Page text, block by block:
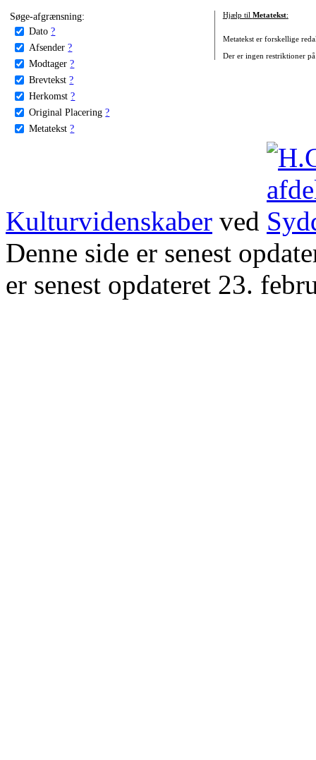
Søge-afgrænsning:
Dato ?
Afsender ?
Modtager ?
Brevtekst ?
Herkomst ?
Original Placering ?
Metatekst ?
Hjælp til Metatekst:
Metatekst er forskellige
Der er ingen restriktioner
Kulturvidenskaber ved
Denne side er senest
er senest opdateret 23.